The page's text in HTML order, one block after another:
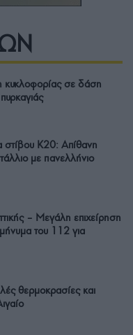
κυκλοφορίας σε δάση
στίβου Κ20: Απίθανη
με πανελλήνιο
– Μεγάλη επιχείρηση
του 112 για
θερμοκρασίες και